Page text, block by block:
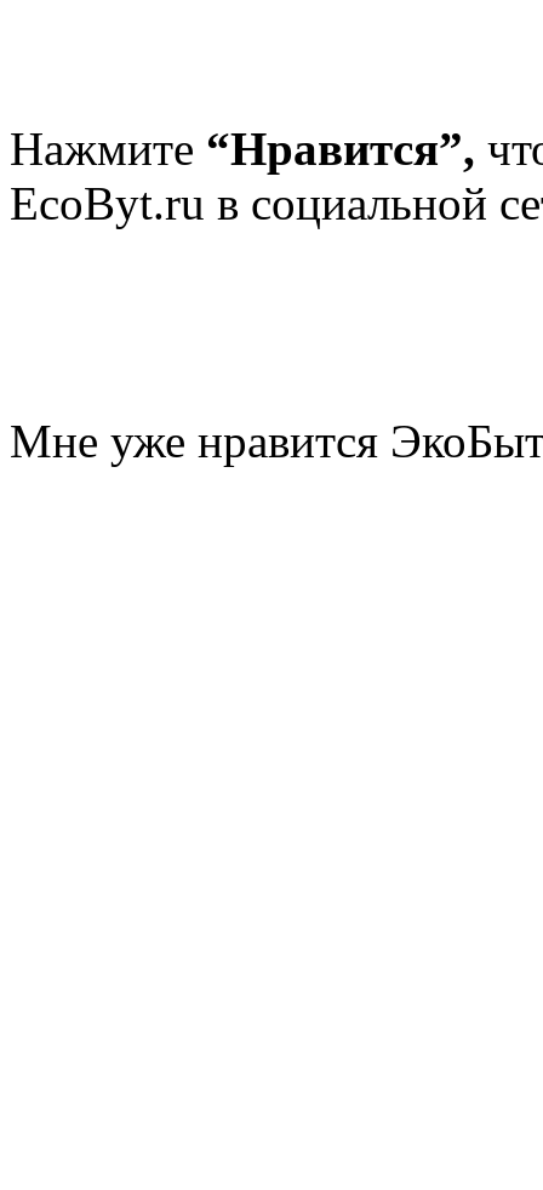
Нажмите “Нравится”,
EcoByt.ru в социальной
Мне уже нравится